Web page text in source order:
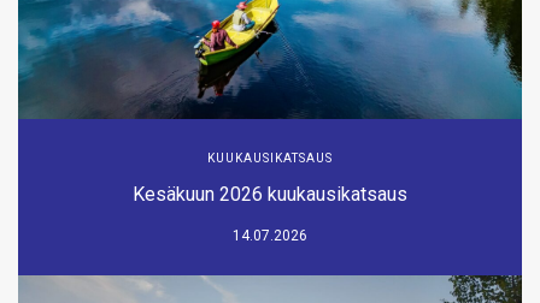
KUUKAUSIKATSAUS
Kesäkuun 2026 kuukausikatsaus
14.07.2026